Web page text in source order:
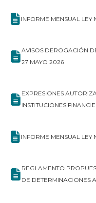
INFORME MENSUAL LEY
AVISOS DEROGACIÓN
27 MAYO 2026
EXPRESIONES
INSTITUCIONES
INFORME MENSUAL LEY
REGLAMENTO
DE DETERMINACIONES